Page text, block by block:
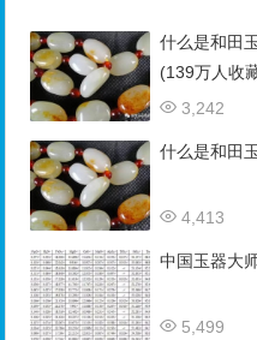
什么是和田
(139万人收
3,242
什么是和田
4,413
中国玉器大
5,499